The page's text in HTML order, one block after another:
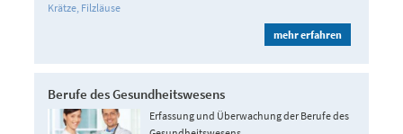
Krätze Filzläuse
mehr erfahren
Berufe des Gesundheitswesens
Erfassung und Überwachung der Berufe des